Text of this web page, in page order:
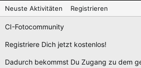
Neuste Aktivitäten Registrieren
CI-Fotocommunity
Registriere Dich jetzt kostenlos!
Dadurch bekommst Du Zugang zu dem